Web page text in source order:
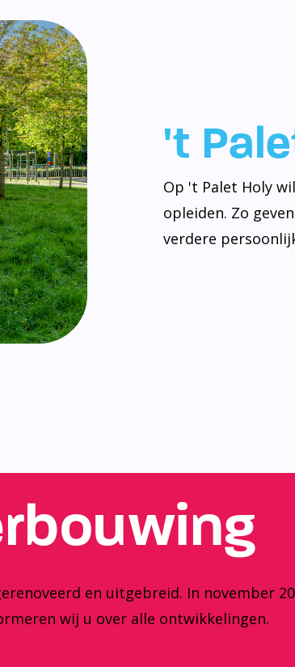
't
Op 't Palet Holy
opleiden. Zo
verdere
en uitgebreid. In november
wij u over alle ontwikkelingen.